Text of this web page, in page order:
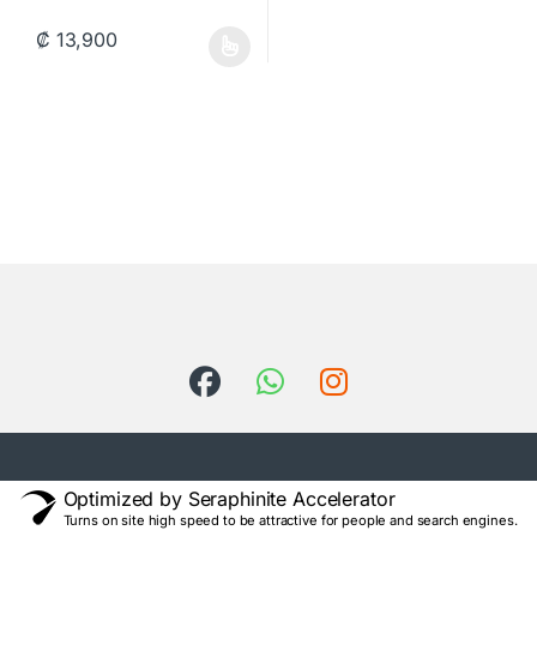
₡ 13,900
Optimized by Seraphinite Accelerator
Turns on site high speed to be attractive for people and search engines.